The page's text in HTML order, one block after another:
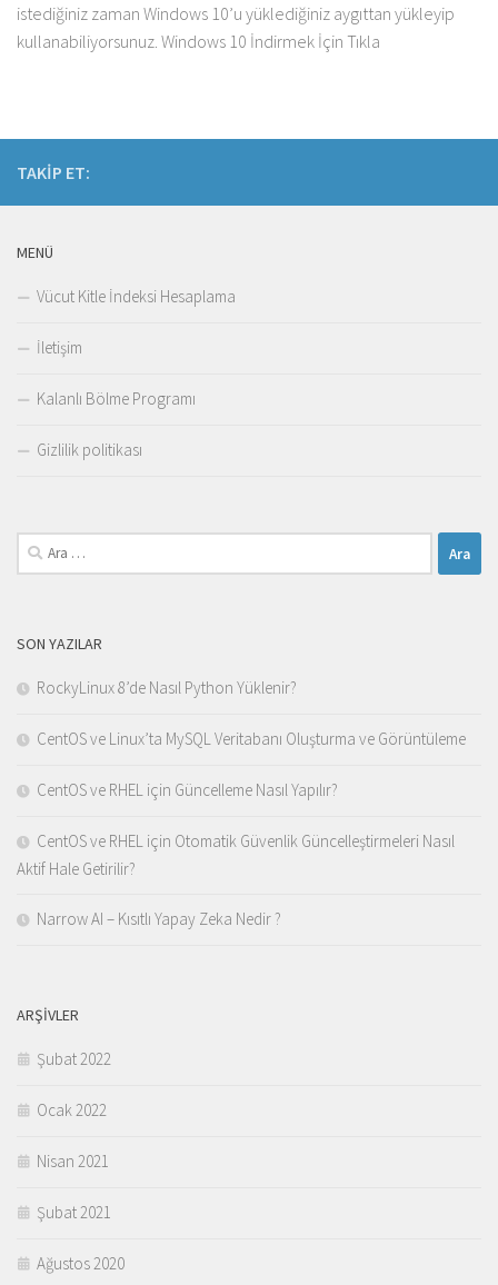
istediğiniz zaman Windows 10’u yüklediğiniz aygıttan yükleyip
kullanabiliyorsunuz. Windows 10 İndirmek İçin Tıkla
TAKIP ET:
MENÜ
Vücut Kitle İndeksi Hesaplama
İletişim
Kalanlı Bölme Programı
Gizlilik politikası
Arama:
SON YAZILAR
RockyLinux 8’de Nasıl Python Yüklenir?
CentOS ve Linux’ta MySQL Veritabanı Oluşturma ve Görüntüleme
CentOS ve RHEL için Güncelleme Nasıl Yapılır?
CentOS ve RHEL için Otomatik Güvenlik Güncelleştirmeleri Nasıl
Aktif Hale Getirilir?
Narrow AI – Kısıtlı Yapay Zeka Nedir ?
ARŞIVLER
Şubat 2022
Ocak 2022
Nisan 2021
Şubat 2021
Ağustos 2020